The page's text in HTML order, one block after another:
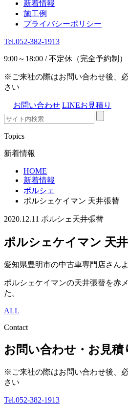
新着情報
施工例
プライバシーポリシー
Tel.052-382-1913
9:00～18:00 / 不定休（完全予約制）
※ご来社の際はお問い合わせ後、
さい
お問い合わせ LINEお見積り
Topics
新着情報
HOME
新着情報
ポルシェ
ポルシェケイマン 天井張替
2020.12.11 ポルシェ 天井張替
ポルシェケイマン 天
愛知県豊明市の中古車専門店さん
ポルシェケイマンの天井張替を赤
た。
ALL
Contact
お問い合わせ・お見積
※ご来社の際はお問い合わせ後、
さい
Tel.052-382-1913